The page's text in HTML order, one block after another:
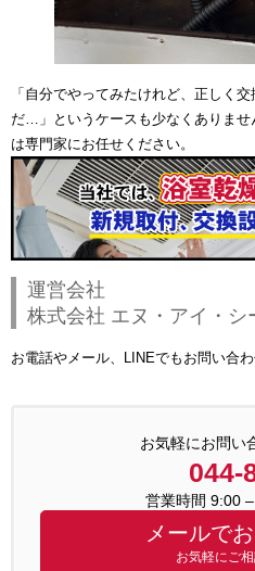
「自分でやってみたけれど、正しく
だ…」というケースも少なくありま
は専門家にお任せください。
運営会社
株式会社 エヌ・アイ・シ
お電話やメール、LINEでもお問い合わ
お気軽にお問い
044-
営業時間 9:00
メールで
お気軽にご相